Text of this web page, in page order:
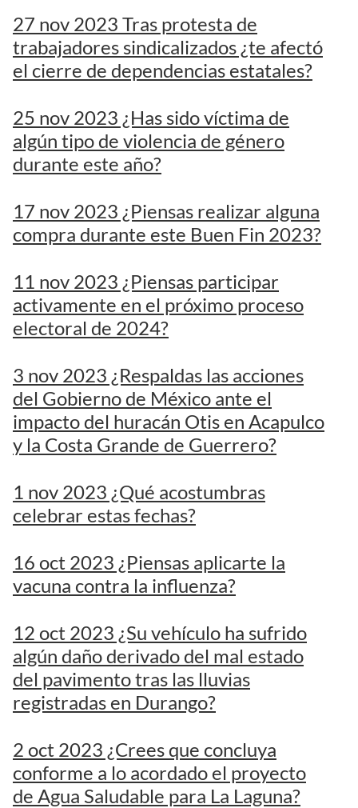
27 nov 2023 Tras protesta de
trabajadores sindicalizados ¿te afectó
el cierre de dependencias estatales?
25 nov 2023 ¿Has sido víctima de
algún tipo de violencia de género
durante este año?
17 nov 2023 ¿Piensas realizar alguna
compra durante este Buen Fin 2023?
11 nov 2023 ¿Piensas participar
activamente en el próximo proceso
electoral de 2024?
3 nov 2023 ¿Respaldas las acciones
del Gobierno de México ante el
impacto del huracán Otis en Acapulco
y la Costa Grande de Guerrero?
1 nov 2023 ¿Qué acostumbras
celebrar estas fechas?
16 oct 2023 ¿Piensas aplicarte la
vacuna contra la influenza?
12 oct 2023 ¿Su vehículo ha sufrido
algún daño derivado del mal estado
del pavimento tras las lluvias
registradas en Durango?
2 oct 2023 ¿Crees que concluya
conforme a lo acordado el proyecto
de Agua Saludable para La Laguna?